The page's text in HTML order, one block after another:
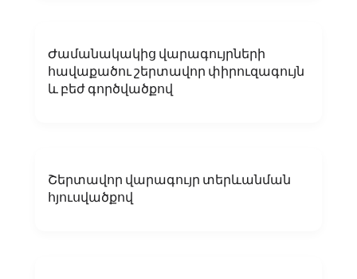
Ժամանակակից վարագույրների
հավաքածու շերտավոր փիրուզագույն
և բեժ գործվածքով
Շերտավոր վարագույր տերևանման
հյուսվածքով